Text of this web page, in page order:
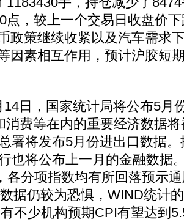
点，较上一个交易日收盘价
政策继续收紧以及汽车需求
因素相互作用，预计沪胶短
，国家统计局将公布5月
消费等在内的重要经济数据
署将发布5月份进出口数据
也将公布上一月的金融数据
各分项指数均有所回落预示
据仍较为恐惧，WIND统计
不少机构预期CPI有望达到